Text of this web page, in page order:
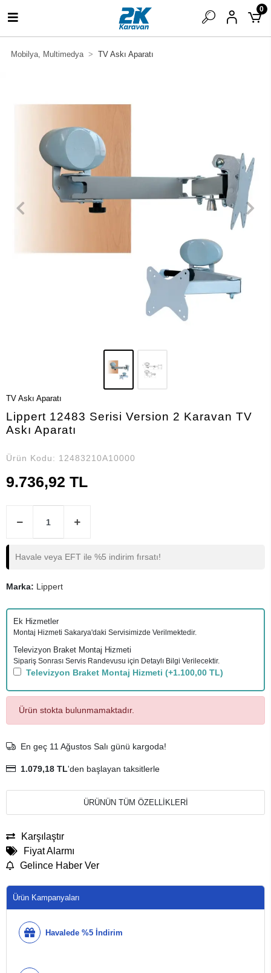
0
Mobilya, Multimedya TV Askı Aparatı
TV Askı Aparatı
Lippert 12483 Serisi Version 2 Karavan TV
Askı Aparatı
Ürün Kodu: 12483210A10000
9.736,92 TL
Havale veya EFT ile %5 indirim fırsatı!
Marka: Lippert
Ek Hizmetler
Montaj Hizmeti Sakarya'daki Servisimizde Verilmektedir.
Televizyon Braket Montaj Hizmeti
Sipariş Sonrası Servis Randevusu için Detaylı Bilgi Verilecektir.
Televizyon Braket Montaj Hizmeti (+1.100,00 TL)
Ürün stokta bulunmamaktadır.
En geç 11 Ağustos Salı günü kargoda!
1.079,18 TL'den başlayan taksitlerle
ÜRÜNÜN TÜM ÖZELLİKLERİ
Karşılaştır
Fiyat Alarmı
Gelince Haber Ver
Ürün Kampanyaları
Havalede %5 İndirim